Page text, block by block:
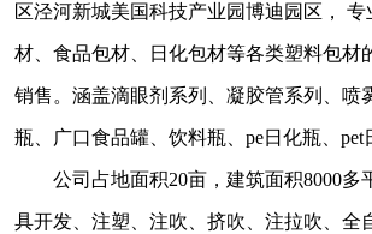
区泾河新城美国科技产业园博迪园区，
材、食品包材、日化包材等各类塑料包材
销售。涵盖滴眼剂系列、凝胶管系列、喷
瓶、广口食品罐、饮料瓶、pe日化瓶、pet
公司占地面积20亩，建筑面积8000多
具开发、注塑、注吹、挤吹、注拉吹、全